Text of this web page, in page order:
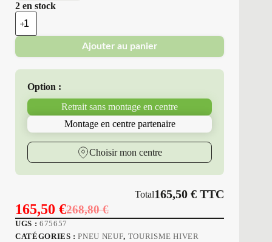
2 en stock
quantité
de
Michelin
Pneus
Neufs
205/50R16
ALP
Ajouter au panier
Option :
Retrait sans montage en centre
Montage en centre partenaire
Choisir mon centre
Total165,50€ TTC
268,80€
Le
prix
165,50 €
Le
prix
UGS : 675657
CATÉGORIES :PNEU NEUF, TOURISME HIVER